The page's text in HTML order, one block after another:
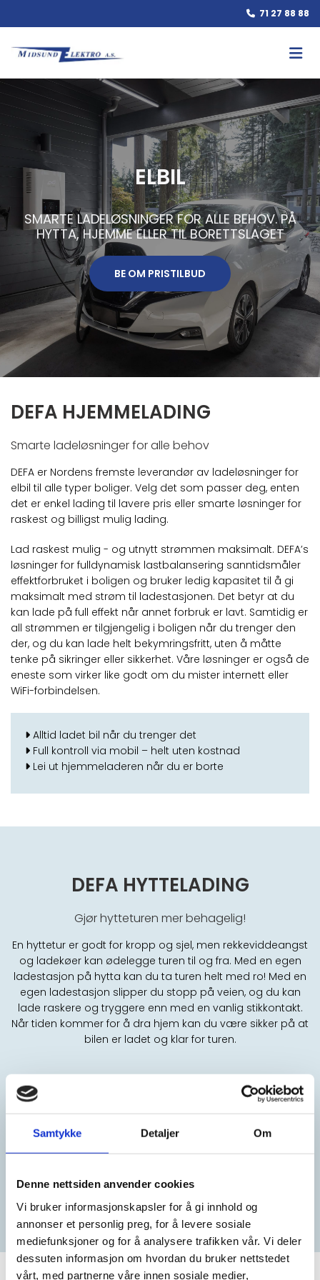
Samtykke Detaljer Om
Denne nettsiden anvender cookies
Vi bruker informasjonskapsler for å gi innhold og
annonser et personlig preg, for å levere sosiale
mediefunksjoner og for å analysere trafikken vår. Vi deler
dessuten informasjon om hvordan du bruker nettstedet
vårt, med partnerne våre innen sosiale medier,
 71 27 88 88
ELBIL
SMARTE LADELØSNINGER FOR ALLE BEHOV. PÅ
HYTTA, HJEMME ELLER TIL BORETTSLAGET
BE OM PRISTILBUD
DEFA HJEMMELADING
Smarte ladeløsninger for alle behov
DEFA er Nordens fremste leverandør av ladeløsninger for
elbil til alle typer boliger. Velg det som passer deg, enten
det er enkel lading til lavere pris eller smarte løsninger for
raskest og billigst mulig lading.
Lad raskest mulig - og utnytt strømmen maksimalt. DEFA’s
løsninger for fulldynamisk lastbalansering sanntidsmåler
effektforbruket i boligen og bruker ledig kapasitet til å gi
maksimalt med strøm til ladestasjonen. Det betyr at du
kan lade på full effekt når annet forbruk er lavt. Samtidig er
all strømmen er tilgjengelig i boligen når du trenger den
der, og du kan lade helt bekymringsfritt, uten å måtte
tenke på sikringer eller sikkerhet. Våre løsninger er også de
eneste som virker like godt om du mister internett eller
WiFi-forbindelsen.
 Alltid ladet bil når du trenger det
 Full kontroll via mobil – helt uten kostnad
 Lei ut hjemmeladeren når du er borte
DEFA HYTTELADING
Gjør hytteturen mer behagelig!
En hyttetur er godt for kropp og sjel, men rekkeviddeangst
og ladekøer kan ødelegge turen til og fra. Med en egen
ladestasjon på hytta kan du ta turen helt med ro! Med en
egen ladestasjon slipper du stopp på veien, og du kan
lade raskere og tryggere enn med en vanlig stikkontakt.
Når tiden kommer for å dra hjem kan du være sikker på at
bilen er ladet og klar for turen.
HVILKEN LADESTASJON SKAL DU GÅ FOR?
Det er ikke alltid så lett å vite hva man skal velge. Vi i
Midsund Elektro hjelper deg med å gjøre det beste valget